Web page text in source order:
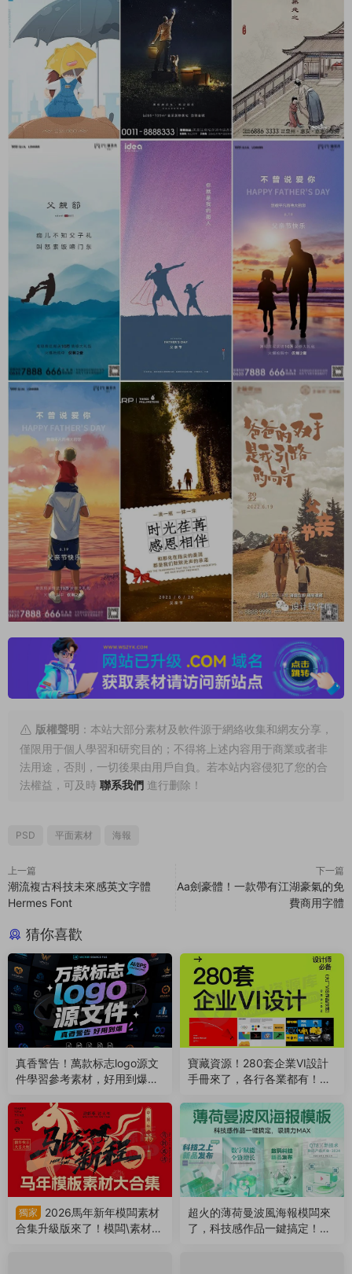
版權聲明 ：本站大部分素材及軟件源于網絡收集和網友分享，
僅限用于個人學習和研究目的；不得将上述内容用于商業或者非
法用途，否則，一切後果由用戶自負。若本站内容侵犯了您的合
法權益，可及時 聯系我們 進行删除！
PSD 平面素材 海報
上一篇
潮流複古科技未來感英文字體
Hermes Font
下一篇
Aa劍豪體！一款帶有江湖豪氣的免
費商用字體
猜你喜歡
真香警告！萬款标志logo源文
件學習參考素材，好用到爆！
寶藏資源！280套企業VI設計
手冊來了，各行各業都有！附
獨家
2026馬年新年模闆素材
合集升級版來了！模闆\素材
超火的薄荷曼波風海報模闆來
了，科技感作品一鍵搞定！附